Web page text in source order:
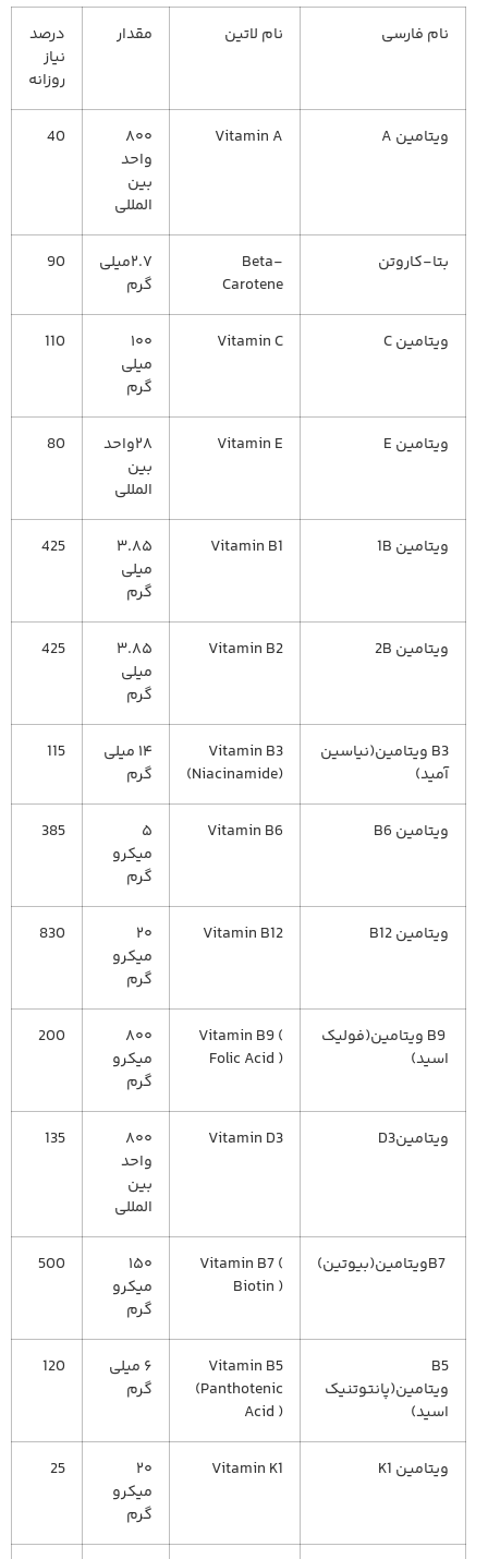
نام فارسی نام لاتین مقدار
درصد
نیاز
روزانه
ویتامین A Vitamin A
۸۰۰
واحد
بین
المللی
40
بتا-کاروتن
Beta-
Carotene
۲.۷میلی
گرم
90
ویتامین C Vitamin C
۱۰۰
میلی
گرم
110
ویتامین E Vitamin E
۲۸واحد
بین
المللی
80
ویتامین 1B Vitamin B1
۳.۸۵
میلی
گرم
425
ویتامین 2B Vitamin B2
۳.۸۵
میلی
گرم
425
B3 ویتامین(نیاسین
آمید)
Vitamin B3
(Niacinamide)
۱۴ میلی
گرم
115
ویتامین B6 Vitamin B6
۵
میکرو
گرم
385
ویتامین B12 Vitamin B12
۲۰
میکرو
گرم
830
B9 ویتامین(فولیک
اسید)
Vitamin B9 (
Folic Acid )
۸۰۰
میکرو
گرم
200
ویتامینD3 Vitamin D3
۸۰۰
واحد
بین
المللی
135
Vitamin B7 (
Biotin )
۱۵۰
میکرو
گرم
500
B5
ویتامین(پانتوتنیک
اسید)
Vitamin B5
(Panthotenic
Acid )
۶ میلی
گرم
120
ویتامین K1 Vitamin K1
۲۰
میکرو
گرم
25